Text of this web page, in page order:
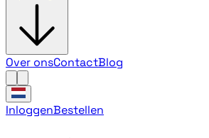
Over onsContactBlog
InloggenBestellen